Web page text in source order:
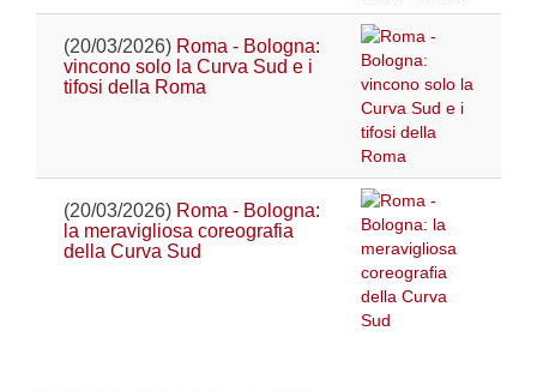
(20/03/2026) Roma - Bologna:
vincono solo la Curva Sud e i
tifosi della Roma
(20/03/2026) Roma - Bologna:
la meravigliosa coreografia
della Curva Sud